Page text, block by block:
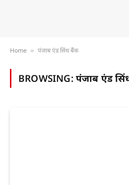
Home » पंजाब एंड सिंध बैंक
BROWSING: पंजाब एंड